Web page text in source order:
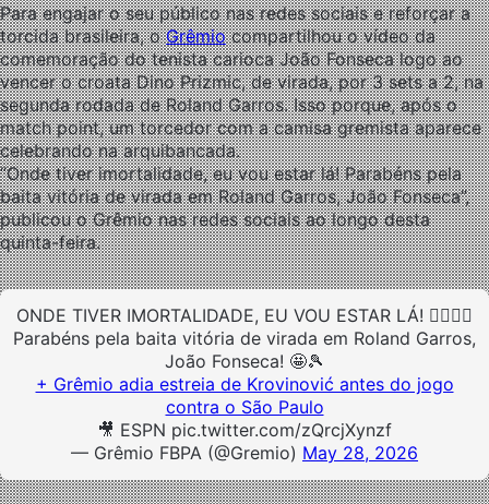
Para engajar o seu público nas redes sociais e reforçar a
torcida brasileira, oGrêmiocompartilhou o vídeo da
comemoração do tenista carioca João Fonseca logo ao
vencer o croata Dino Prizmic, de virada, por 3 sets a 2, na
segunda rodada de Roland Garros. Isso porque, após o
match point, um torcedor com a camisa gremista aparece
celebrando na arquibancada.
“Onde tiver imortalidade, eu vou estar lá! Parabéns pela
baita vitória de virada em Roland Garros, João Fonseca”,
publicou o Grêmio nas redes sociais ao longo desta
quinta-feira.
ONDE TIVER IMORTALIDADE, EU VOU ESTAR LÁ! 👉🏾🇪🇪
Parabéns pela baita vitória de virada em Roland Garros,
João Fonseca! 🤩🎾
+ Grêmio adia estreia de Krovinović antes do jogo
contra o São Paulo
🎥 ESPN pic.twitter.com/zQrcjXynzf
— Grêmio FBPA (@Gremio) May 28, 2026